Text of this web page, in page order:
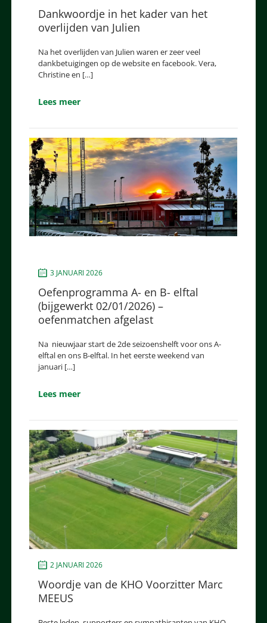
Dankwoordje in het kader van het
overlijden van Julien
Na het overlijden van Julien waren er zeer veel
dankbetuigingen op de website en facebook. Vera,
Christine en […]
Lees meer
3 JANUARI 2026
Oefenprogramma A- en B- elftal
(bijgewerkt 02/01/2026) –
oefenmatchen afgelast
Na nieuwjaar start de 2de seizoenshelft voor ons A-
elftal en ons B-elftal. In het eerste weekend van
januari […]
Lees meer
2 JANUARI 2026
Woordje van de KHO Voorzitter Marc
MEEUS